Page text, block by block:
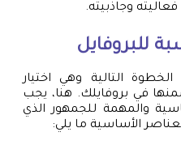
وجاذبيته.
للبروفايل
التالية وهي اختيار
في بروفايلك. هنا، يجب
والمهمة للجمهور الذي
الأساسية ما يلي: